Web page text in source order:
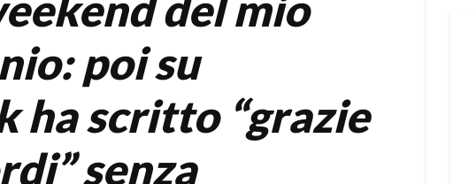
poi su
ha scritto “grazie
senza